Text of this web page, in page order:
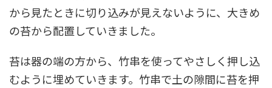
から見たときに切り込みが見えないように、大きめ
の苔から配置していきました。
苔は器の端の方から、竹串を使ってやさしく押し込
むように埋めていきます。竹串で土の隙間に苔を押